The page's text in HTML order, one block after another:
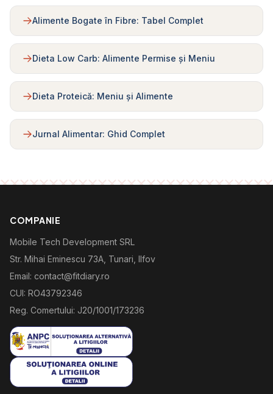
Alimente Bogate în Fibre: Tabel Complet
Dieta Low Carb: Alimente Permise și Meniu
Dieta Proteică: Meniu și Alimente
Jurnal Alimentar: Ghid Complet
COMPANIE
Mobile Tech Development SRL
Str. Mihai Eminescu 73A, Tunari, Ilfov
Email: contact@fitdiary.ro
CUI: RO43792346
Reg. Comertului: J20/1001/173236